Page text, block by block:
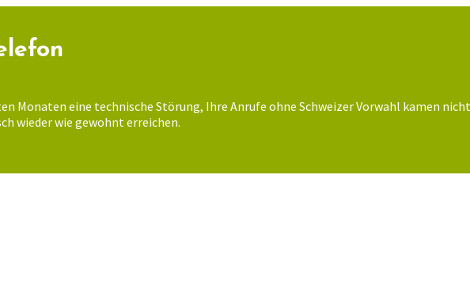
Monaten eine technische Störung, Ihre Anrufe ohne Schweizer Vorwahl kamen
wieder wie gewohnt erreichen.